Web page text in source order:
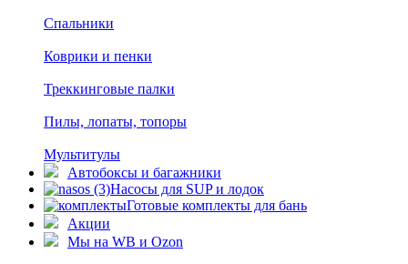
Спальники
Коврики и пенки
Треккинговые палки
Пилы, лопаты, топоры
Мультитулы
Автобоксы и багажники
Насосы для SUP и лодок
Готовые комплекты для бань
Акции
Мы на WB и Ozon